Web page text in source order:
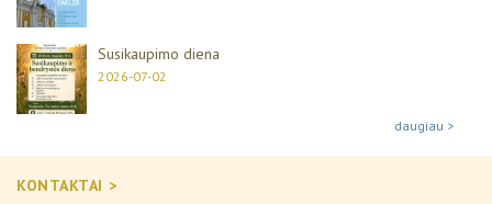
Susikaupimo diena
2026-07-02
daugiau >
KONTAKTAI >